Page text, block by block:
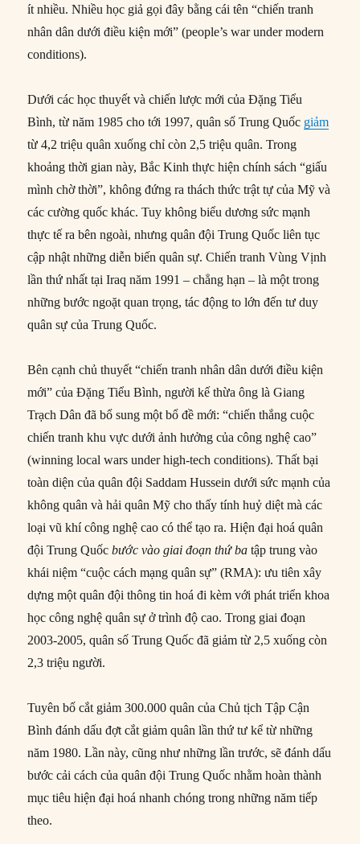
ít nhiều. Nhiều học giả gọi đây bằng cái tên “chiến tranh
nhân dân dưới điều kiện mới” (people’s war under modern
conditions).
Dưới các học thuyết và chiến lược mới của Đặng Tiểu
Bình, từ năm 1985 cho tới 1997, quân số Trung Quốc giảm
từ 4,2 triệu quân xuống chỉ còn 2,5 triệu quân. Trong
khoảng thời gian này, Bắc Kinh thực hiện chính sách “giấu
mình chờ thời”, không đứng ra thách thức trật tự của Mỹ và
các cường quốc khác. Tuy không biểu dương sức mạnh
thực tế ra bên ngoài, nhưng quân đội Trung Quốc liên tục
cập nhật những diễn biến quân sự. Chiến tranh Vùng Vịnh
lần thứ nhất tại Iraq năm 1991 – chẳng hạn – là một trong
những bước ngoặt quan trọng, tác động to lớn đến tư duy
quân sự của Trung Quốc.
Bên cạnh chủ thuyết “chiến tranh nhân dân dưới điều kiện
mới” của Đặng Tiểu Bình, người kế thừa ông là Giang
Trạch Dân đã bổ sung một bổ đề mới: “chiến thắng cuộc
chiến tranh khu vực dưới ảnh hưởng của công nghệ cao”
(winning local wars under high-tech conditions). Thất bại
toàn diện của quân đội Saddam Hussein dưới sức mạnh của
không quân và hải quân Mỹ cho thấy tính huỷ diệt mà các
loại vũ khí công nghệ cao có thể tạo ra. Hiện đại hoá quân
đội Trung Quốcbước vào giai đoạn thứ ba tập trung vào
khái niệm “cuộc cách mạng quân sự” (RMA): ưu tiên xây
dựng một quân đội thông tin hoá đi kèm với phát triển khoa
học công nghệ quân sự ở trình độ cao. Trong giai đoạn
2003-2005, quân số Trung Quốc đã giảm từ 2,5 xuống còn
2,3 triệu người.
Tuyên bố cắt giảm 300.000 quân của Chủ tịch Tập Cận
Bình đánh dấu đợt cắt giảm quân lần thứ tư kể từ những
năm 1980. Lần này, cũng như những lần trước, sẽ đánh dấu
bước cải cách của quân đội Trung Quốc nhằm hoàn thành
mục tiêu hiện đại hoá nhanh chóng trong những năm tiếp
theo.